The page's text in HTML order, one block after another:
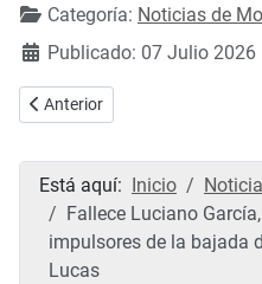
Categoría: Noticias de
Publicado: 07 Julio 2026
Artículo anterior: Las piscinas
Anterior
Está aquí: Inicio
Fallece Luciano
impulsores de la bajada
Lucas